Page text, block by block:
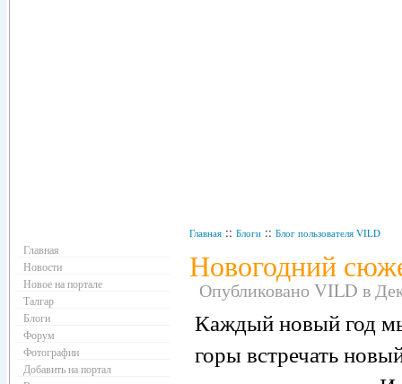
Главная :: Блоги :: Блог пользователя VILD
Новогодний
Опубликовано VILD в
Каждый новый год
горы встречать
Главная
Новости
Новое на портале
Талгар
Блоги
Форум
Фотографии
Добавить на портал